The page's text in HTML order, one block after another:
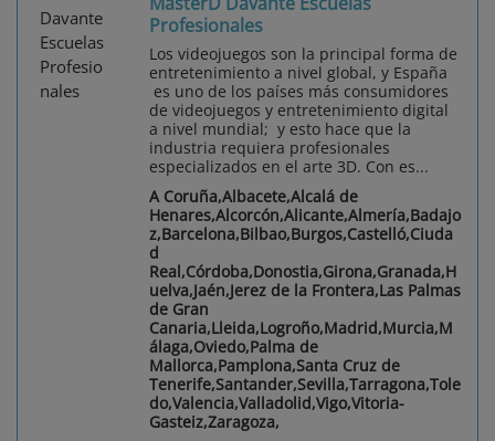
Profesionales
Los videojuegos son la principal forma de
entretenimiento a nivel global, y España
es uno de los países más consumidores
de videojuegos y entretenimiento digital
a nivel mundial; y esto hace que la
industria requiera profesionales
especializados en el arte 3D. Con es...
A Coruña,Albacete,Alcalá de
Henares,Alcorcón,Alicante,Almería,Badajo
z,Barcelona,Bilbao,Burgos,Castelló,Ciuda
d
Real,Córdoba,Donostia,Girona,Granada,H
uelva,Jaén,Jerez de la Frontera,Las Palmas
de Gran
Canaria,Lleida,Logroño,Madrid,Murcia,M
álaga,Oviedo,Palma de
Mallorca,Pamplona,Santa Cruz de
Tenerife,Santander,Sevilla,Tarragona,Tole
do,Valencia,Valladolid,Vigo,Vitoria-
Gasteiz,Zaragoza,